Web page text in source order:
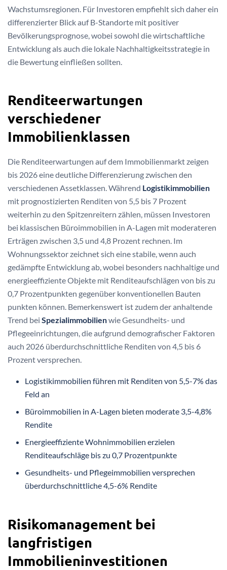
Wachstumsregionen. Für Investoren empfiehlt sich daher ein
differenzierter Blick auf B-Standorte mit positiver
Bevölkerungsprognose, wobei sowohl die wirtschaftliche
Entwicklung als auch die lokale Nachhaltigkeitsstrategie in
die Bewertung einfließen sollten.
Renditeerwartungen
verschiedener
Immobilienklassen
Die Renditeerwartungen auf dem Immobilienmarkt zeigen
bis 2026 eine deutliche Differenzierung zwischen den
verschiedenen Assetklassen. Während Logistikimmobilien
mit prognostizierten Renditen von 5,5 bis 7 Prozent
weiterhin zu den Spitzenreitern zählen, müssen Investoren
bei klassischen Büroimmobilien in A-Lagen mit moderateren
Erträgen zwischen 3,5 und 4,8 Prozent rechnen. Im
Wohnungssektor zeichnet sich eine stabile, wenn auch
gedämpfte Entwicklung ab, wobei besonders nachhaltige und
energieeffiziente Objekte mit Renditeaufschlägen von bis zu
0,7 Prozentpunkten gegenüber konventionellen Bauten
punkten können. Bemerkenswert ist zudem der anhaltende
Trend bei Spezialimmobilienwie Gesundheits- und
Pflegeeinrichtungen, die aufgrund demografischer Faktoren
auch 2026 überdurchschnittliche Renditen von 4,5 bis 6
Prozent versprechen.
Logistikimmobilien führen mit Renditen von 5,5-7% das
Feld an
Büroimmobilien in A-Lagen bieten moderate 3,5-4,8%
Rendite
Energieeffiziente Wohnimmobilien erzielen
Renditeaufschläge bis zu 0,7 Prozentpunkte
Gesundheits- und Pflegeimmobilien versprechen
überdurchschnittliche 4,5-6% Rendite
Risikomanagement bei
langfristigen
Immobilieninvestitionen